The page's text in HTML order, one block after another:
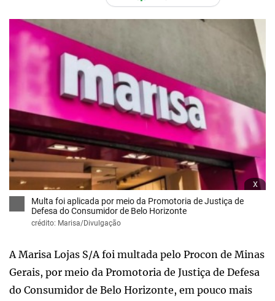
x
Multa foi aplicada por meio da Promotoria de Justiça de
Defesa do Consumidor de Belo Horizonte
crédito: Marisa/Divulgação
A Marisa Lojas S/A foi multada pelo Procon de Minas
Gerais, por meio da Promotoria de Justiça de Defesa
do Consumidor de Belo Horizonte, em pouco mais